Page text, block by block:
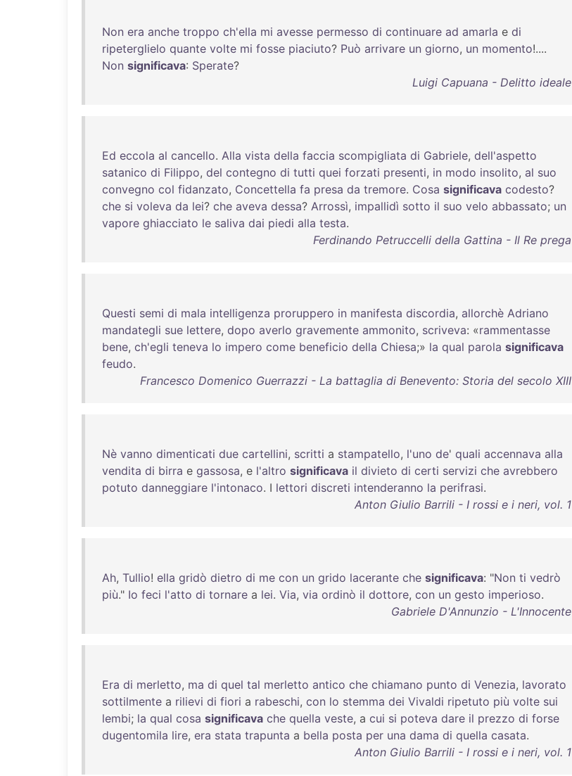
Non era anche troppo ch'ella mi avesse permesso di continuare ad amarla e di
ripeterglielo quante volte mi fosse piaciuto? Può arrivare un giorno, un momento!....
Non significava: Sperate?
Luigi Capuana - Delitto ideale
Ed eccola al cancello. Alla vista della faccia scompigliata di Gabriele, dell'aspetto
satanico di Filippo, del contegno di tutti quei forzati presenti, in modo insolito, al suo
convegno col fidanzato, Concettella fa presa da tremore. Cosa significava codesto?
che si voleva da lei? che aveva dessa? Arrossì, impallidì sotto il suo velo abbassato; un
vapore ghiacciato le saliva dai piedi alla testa.
Ferdinando Petruccelli della Gattina - Il Re prega
Questi semi di mala intelligenza proruppero in manifesta discordia, allorchè Adriano
mandategli sue lettere, dopo averlo gravemente ammonito, scriveva: «rammentasse
bene, ch'egli teneva lo impero come beneficio della Chiesa;» la qual parola significava
feudo.
Francesco Domenico Guerrazzi - La battaglia di Benevento: Storia del secolo XIII
Nè vanno dimenticati due cartellini, scritti a stampatello, l'uno de' quali accennava alla
vendita di birra e gassosa, e l'altro significava il divieto di certi servizi che avrebbero
potuto danneggiare l'intonaco. I lettori discreti intenderanno la perifrasi.
Anton Giulio Barrili - I rossi e i neri, vol. 1
Ah, Tullio! ella gridò dietro di me con un grido lacerante che significava: "Non ti vedrò
più." Io feci l'atto di tornare a lei. Via, via ordinò il dottore, con un gesto imperioso.
Gabriele D'Annunzio - L'Innocente
Era di merletto, ma di quel tal merletto antico che chiamano punto di Venezia, lavorato
sottilmente a rilievi di fiori a rabeschi, con lo stemma dei Vivaldi ripetuto più volte sui
lembi; la qual cosa significava che quella veste, a cui si poteva dare il prezzo di forse
dugentomila lire, era stata trapunta a bella posta per una dama di quella casata.
Anton Giulio Barrili - I rossi e i neri, vol. 1